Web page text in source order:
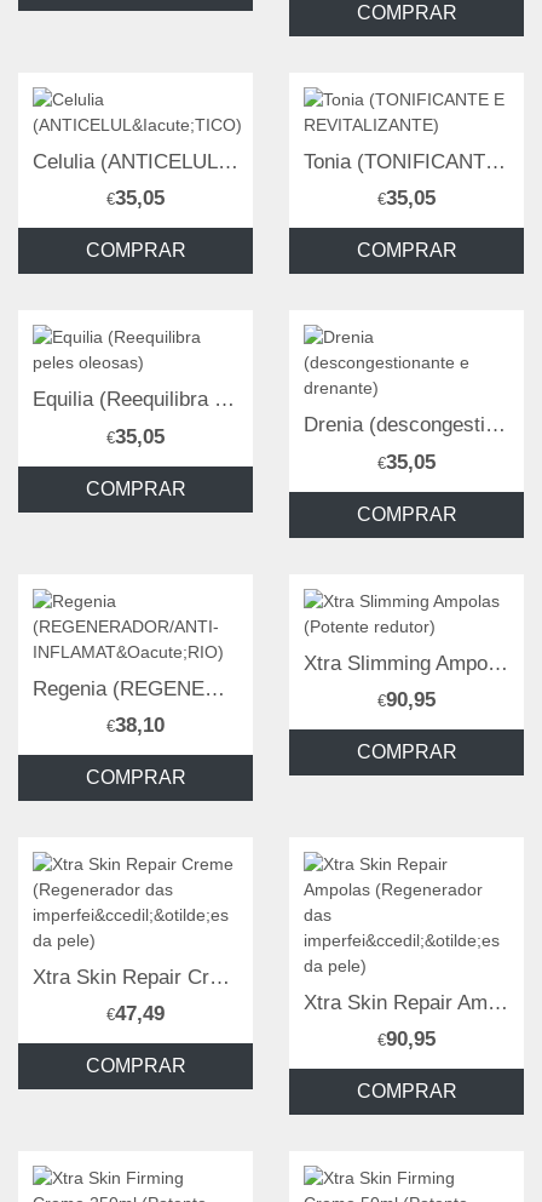
COMPRAR
Celulia (ANTICELULÍTICO)
€35,05
COMPRAR
Tonia (TONIFICANTE E REVITALIZANTE)
€35,05
COMPRAR
Equilia (Reequilibra peles oleosas)
€35,05
COMPRAR
Drenia (descongestionante e drenante)
€35,05
COMPRAR
Regenia (REGENERADOR/ANTI-INFLAMATÓRIO)
€38,10
COMPRAR
Xtra Slimming Ampolas (Potente redutor)
€90,95
COMPRAR
Xtra Skin Repair Creme (Regenerador das imperfeições da pele)
€47,49
COMPRAR
Xtra Skin Repair Ampolas (Regenerador das imperfeições da pele)
€90,95
COMPRAR